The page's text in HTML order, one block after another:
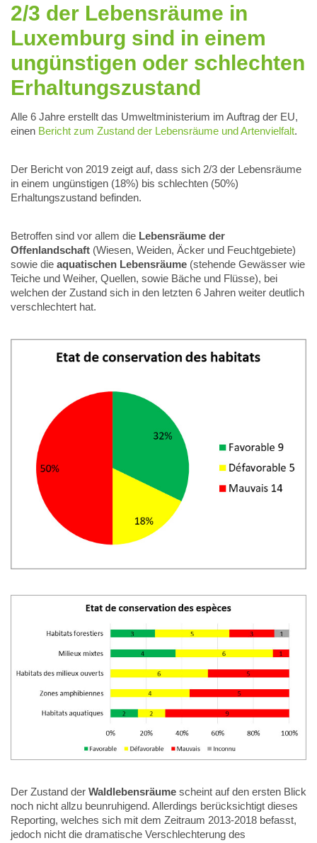
2/3 der Lebensräume in
Luxemburg sind in einem
ungünstigen oder schlechten
Erhaltungszustand
Alle 6 Jahre erstellt das Umweltministerium im Auftrag der EU,
einen Bericht zum Zustand der Lebensräume und Artenvielfalt.
Der Bericht von 2019 zeigt auf, dass sich 2/3 der Lebensräume
in einem ungünstigen (18%) bis schlechten (50%)
Erhaltungszustand befinden.
Betroffen sind vor allem die Lebensräume der
Offenlandschaft (Wiesen, Weiden, Äcker und Feuchtgebiete)
sowie die aquatischen Lebensräume (stehende Gewässer wie
Teiche und Weiher, Quellen, sowie Bäche und Flüsse), bei
welchen der Zustand sich in den letzten 6 Jahren weiter deutlich
verschlechtert hat.
Der Zustand der Waldlebensräume scheint auf den ersten Blick
noch nicht allzu beunruhigend. Allerdings berücksichtigt dieses
Reporting, welches sich mit dem Zeitraum 2013-2018 befasst,
jedoch nicht die dramatische Verschlechterung des